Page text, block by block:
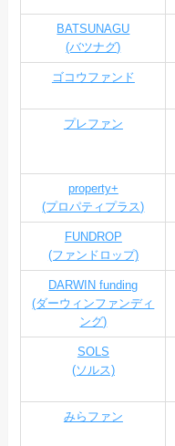
BATSUNAGU
(バツナグ)
ゴコウファンド
プレファン
property+
(プロパティプラス)
FUNDROP
(ファンドロップ)
DARWIN funding
(ダーウィンファンディ
ング)
SOLS
(ソルス)
みらファン